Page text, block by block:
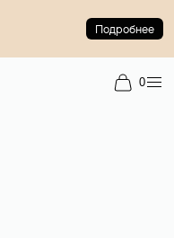
Подробнее
0